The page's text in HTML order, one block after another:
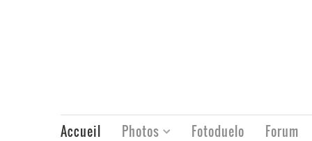
Accueil Photos Fotoduelo Forum